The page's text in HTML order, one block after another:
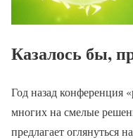
Казалось бы,
Год назад конференция
многих на смелые
предлагает оглянуться